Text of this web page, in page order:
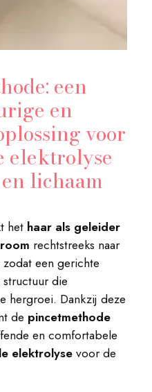
een
en
voor
elektrolyse
lichaam
het haar als geleider
rechtstreeks naar
een gerichte
die
hergroei. Dankzij deze
de pincetmethode
en comfortabele
elektrolysevoor de